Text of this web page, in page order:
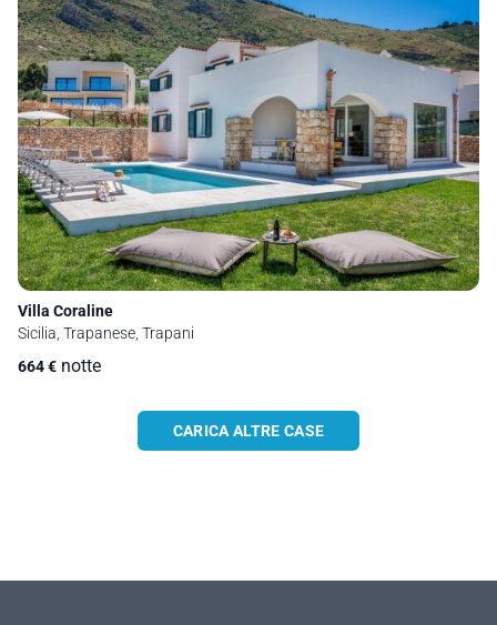
Villa Coraline
Sicilia, Trapanese, Trapani
664€ notte
CARICA ALTRE CASE